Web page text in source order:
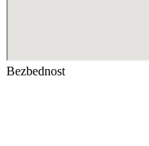
Bezbednost